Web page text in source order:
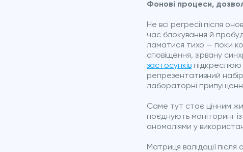
Фонові процеси,
Не всі регресії після
час блокування й
ламатися тихо — поки
сповіщення, зірвану
застосунків
репрезентативний набір
лабораторні
Саме тут стає цінним
поєднують моніторинг
аномаліями у
Матриця валідації після